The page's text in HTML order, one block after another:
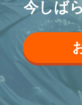
今しば